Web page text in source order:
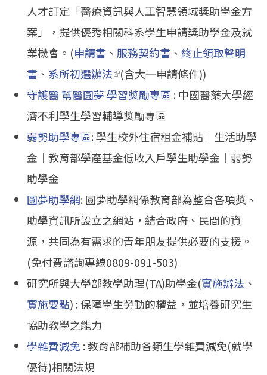
Open submenu (法規/表單)
法規/表單
Open submenu (重要連結)
重要連結
(link is external)
人才訂定「醫療資訊與人工智慧領域獎助學金方
案」，提供優秀相關科系學生申請獎助學金及就
業機會。(申請書 、 服務契約書 、 終止領取聲明
書 、 系所初選辦法(link is external)
(含大一申請條件))
守護醫 幫醫圓夢 學習獎勵專區 : 中國醫藥大學經
濟不利學生學習輔導獎勵專區
弱勢助學專區: 學生校外住宿租金補貼｜生活助學
金｜教育部學產基金低收入戶學生助學金｜弱勢
助學金
圓夢助學網: 圓夢助學網係教育部為整合各項獎、
助學資訊所設立之網站，結合政府、民間的資
源，共同為有需求的青年朋友提供必要的支援。
(免付費諮詢專線0809-091-503)
研究所與大學部教學助理(TA)助學金(實施辦法 、
實施要點) : 保障學生勞動的權益，並培養研究生
協助教學之能力
學雜費減免: 教育部補助各類生學雜費減免(就學
優待)相關法規